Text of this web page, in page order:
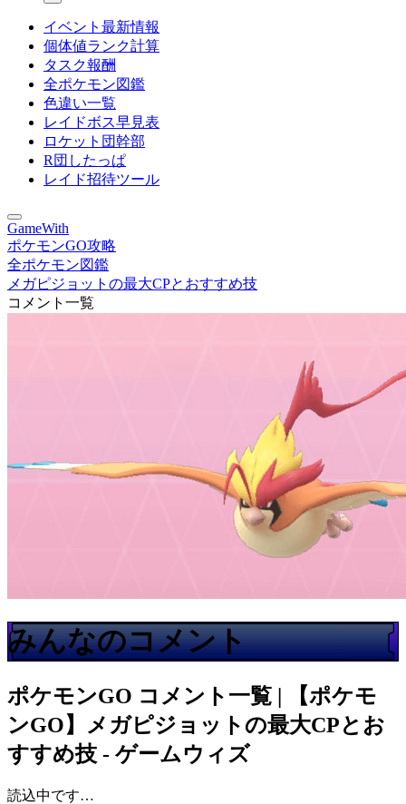
イベント最新情報
個体値ランク計算
タスク報酬
全ポケモン図鑑
色違い一覧
レイドボス早見表
ロケット団幹部
R団したっぱ
レイド招待ツール
GameWith
ポケモンGO攻略
全ポケモン図鑑
メガピジョットの最大CPとおすすめ技
コメント一覧
みんなのコメント
ポケモンGO コメント一覧 | 【ポケモ
ンGO】メガピジョットの最大CPとお
すすめ技 - ゲームウィズ
読込中です…